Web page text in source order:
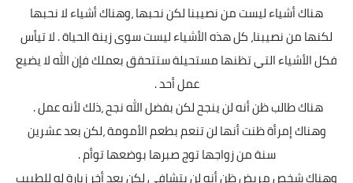
هناك أشياء ليست من نصيبنا لكن نحبها ،وهناك أشياء لا نحبها
لكنها من نصيبنا، كل هذه الأشياء ليست سوى زينة الحياة . لا تيأس
فكل الأشياء التي تظنها مستحيلة ستتحقق بعملك فإن الله لا يضيع
عمل أحد .
هناك طالب ظن أنه لن ينجح لكن بفضل الله نجح ،ذلك لأنه عمل .
وهناك إمرأة ظنت أنها لن تنعم بطعم الأمومة ،لكن بعد عشرين
سنة من زواجها توج صبرها بوضعها توأم .
وهناك شخص مريض ظن أنه لن يتشافى لكن بعد أخر زيارة له للطبيب